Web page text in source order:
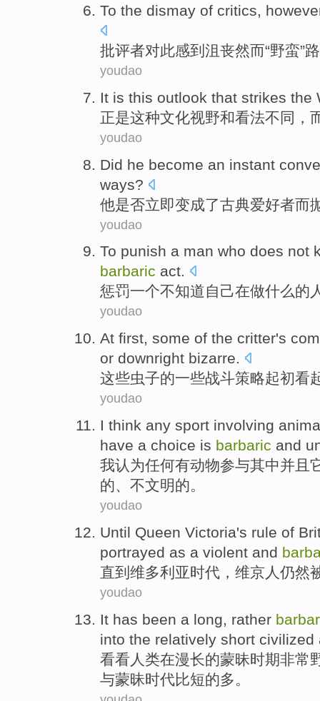
To the dismay of critics,
批评者对此感到沮丧然而“野蛮”
youdao
It is this outlook that strikes the
正是这种文化视野和看法不同，
youdao
Did he become an instant
ways?
他是否立即变成了古典爱好者而
youdao
To punish a man who does not
barbaric act.
惩罚一个不知道 自己在做什么的
youdao
At first, some of the critter's
or downright bizarre.
这些虫子的一些战斗策略起初看
youdao
I think any sport involving
have a choice is barbaric and
我认为任何有动物参与其中并且
的、 不文明的。
youdao
Until Queen Victoria's rule of
portrayed as a violent and
直到 维多利亚时代， 维京人 仍然
youdao
It has been a long , rather
into the relatively short civilized
看看人类在漫长的蒙昧时期非常
与蒙昧时代比短的多。